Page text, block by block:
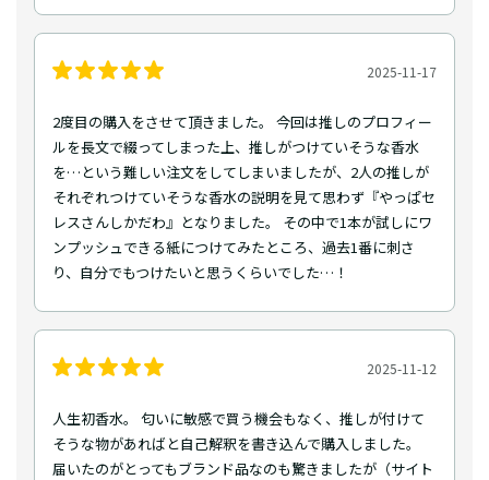
2025-11-17
2度目の購入をさせて頂きました。 今回は推しのプロフィー
ルを長文で綴ってしまった上、推しがつけていそうな香水
を…という難しい注文をしてしまいましたが、2人の推しが
それぞれつけていそうな香水の説明を見て思わず『やっぱセ
レスさんしかだわ』となりました。 その中で1本が試しにワ
ンプッシュできる紙につけてみたところ、過去1番に刺さ
り、自分でもつけたいと思うくらいでした…！
2025-11-12
人生初香水。 匂いに敏感で買う機会もなく、推しが付けて
そうな物があればと自己解釈を書き込んで購入しました。
届いたのがとってもブランド品なのも驚きましたが（サイト